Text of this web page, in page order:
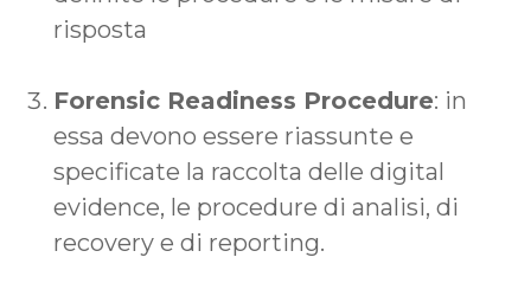
risposta
Forensic Readiness Procedure: in
essa devono essere riassunte e
specificate la raccolta delle digital
evidence, le procedure di analisi, di
recovery e di reporting.